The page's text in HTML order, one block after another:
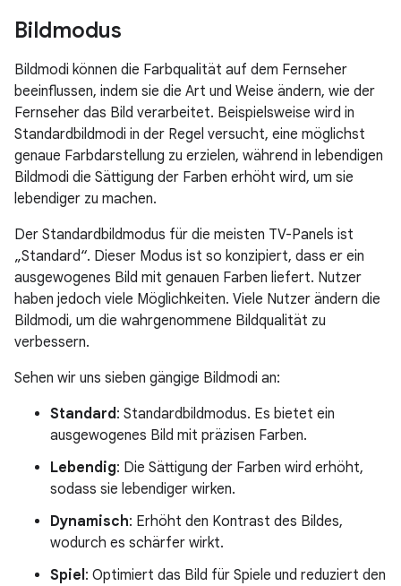
Bildmodus
Bildmodi können die Farbqualität auf dem Fernseher
beeinflussen, indem sie die Art und Weise ändern, wie der
Fernseher das Bild verarbeitet. Beispielsweise wird in
Standardbildmodi in der Regel versucht, eine möglichst
genaue Farbdarstellung zu erzielen, während in lebendigen
Bildmodi die Sättigung der Farben erhöht wird, um sie
lebendiger zu machen.
Der Standardbildmodus für die meisten TV-Panels ist
„Standard“. Dieser Modus ist so konzipiert, dass er ein
ausgewogenes Bild mit genauen Farben liefert. Nutzer
haben jedoch viele Möglichkeiten. Viele Nutzer ändern die
Bildmodi, um die wahrgenommene Bildqualität zu
verbessern.
Sehen wir uns sieben gängige Bildmodi an:
Standard: Standardbildmodus. Es bietet ein
ausgewogenes Bild mit präzisen Farben.
Lebendig: Die Sättigung der Farben wird erhöht,
sodass sie lebendiger wirken.
Dynamisch: Erhöht den Kontrast des Bildes,
wodurch es schärfer wirkt.
Spiel: Optimiert das Bild für Spiele und reduziert den